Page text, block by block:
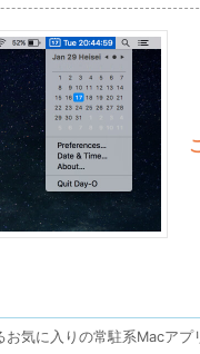
気に入りの常駐系Macアプ